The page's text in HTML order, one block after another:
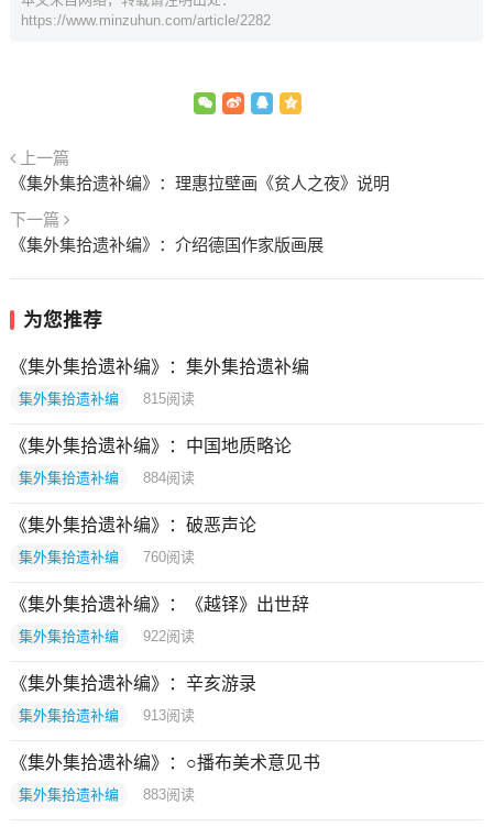
https://www.minzuhun.com/article/2282
上一篇
《集外集拾遗补编》：理惠拉壁画《贫人之夜》说明
下一篇
《集外集拾遗补编》：介绍德国作家版画展
为您推荐
《集外集拾遗补编》：集外集拾遗补编
集外集拾遗补编 815阅读
《集外集拾遗补编》：中国地质略论
集外集拾遗补编 884阅读
《集外集拾遗补编》：破恶声论
集外集拾遗补编 760阅读
《集外集拾遗补编》：《越铎》出世辞
集外集拾遗补编 922阅读
《集外集拾遗补编》：辛亥游录
集外集拾遗补编 913阅读
《集外集拾遗补编》：○播布美术意见书
集外集拾遗补编 883阅读